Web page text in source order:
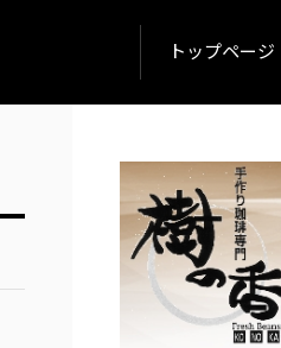
トップページ